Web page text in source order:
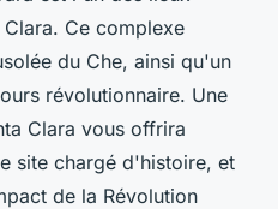
Ce complexe
du Che, ainsi qu'un
révolutionnaire. Une
Clara vous offrira
site chargé d'histoire, et
de la Révolution